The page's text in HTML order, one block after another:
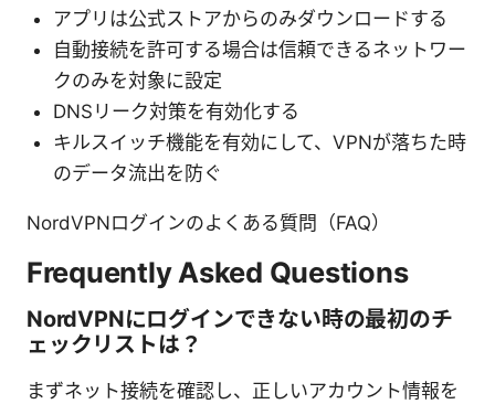
アプリは公式ストアからのみダウンロードする
自動接続を許可する場合は信頼できるネットワー
クのみを対象に設定
DNSリーク対策を有効化する
キルスイッチ機能を有効にして、VPNが落ちた時
のデータ流出を防ぐ
NordVPNログインのよくある質問（FAQ）
Frequently Asked Questions
NordVPNにログインできない時の最初のチ
ェックリストは？
まずネット接続を確認し、正しいアカウント情報を